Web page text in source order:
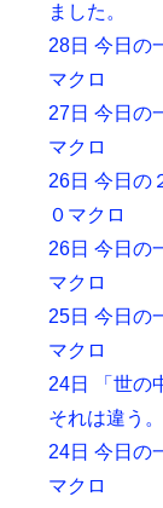
ました。
28日 今日の
マクロ
27日 今日の
マクロ
26日 今日の
０マクロ
26日 今日の
マクロ
25日 今日の
マクロ
24日 「世の
それは違う
24日 今日の
マクロ